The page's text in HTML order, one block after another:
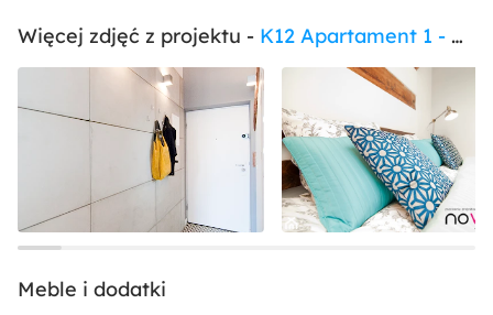
Więcej zdjęć z projektu - K12 Apartament 1 - Kraków - Realizacja 2015
Meble i dodatki